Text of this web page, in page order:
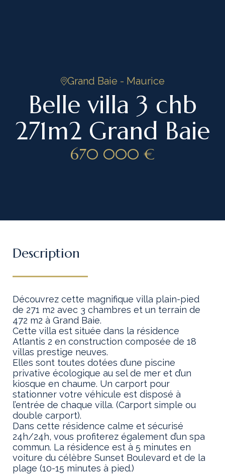
Grand Baie - Maurice
Belle villa 3 chb
271m2 Grand Baie
670 000 €
Description
Découvrez cette magnifique villa plain-pied
de 271 m2 avec 3 chambres et un terrain de
472 m2 à Grand Baie.
Cette villa est située dans la résidence
Atlantis 2 en construction composée de 18
villas prestige neuves.
Elles sont toutes dotées d’une piscine
privative écologique au sel de mer et d’un
kiosque en chaume. Un carport pour
stationner votre véhicule est disposé à
l’entrée de chaque villa. (Carport simple ou
double carport).
Dans cette résidence calme et sécurisé
24h/24h, vous profiterez également d’un spa
commun. La résidence est à 5 minutes en
voiture du célèbre Sunset Boulevard et de la
plage (10-15 minutes à pied.)